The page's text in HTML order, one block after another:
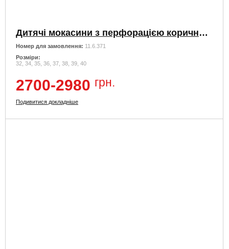
Дитячі мокасини з перфорацією коричневого кольору
Номер для замовлення: 11.6.371
Розміри:
32, 34, 35, 36, 37, 38, 39, 40
2700-2980 грн.
Подивитися докладніше